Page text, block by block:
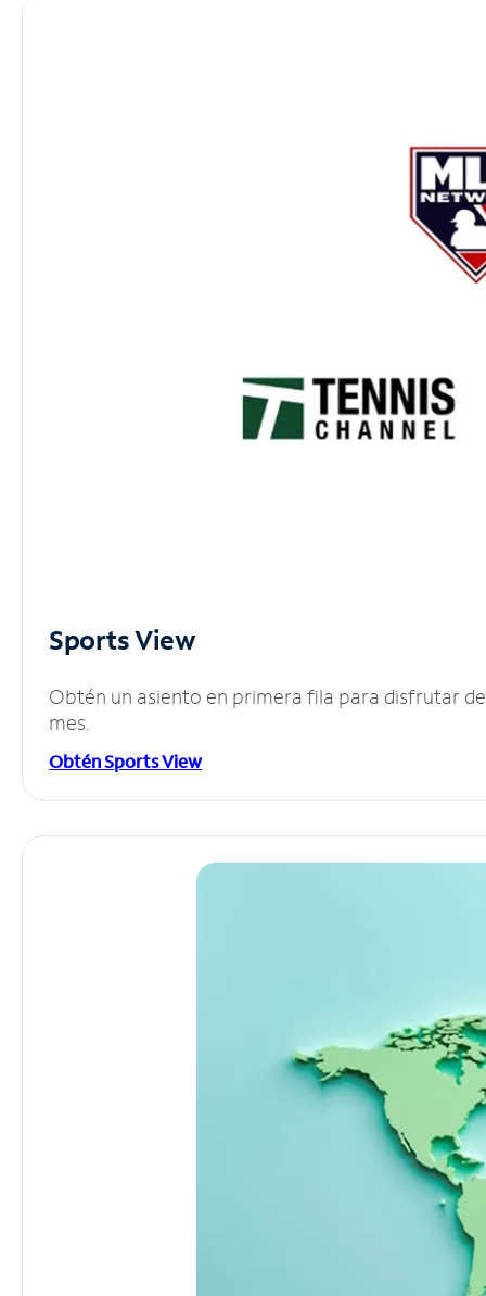
Sports View
Obtén un asiento en primera fila para disfrutar
mes.
Obtén Sports View